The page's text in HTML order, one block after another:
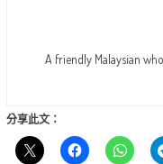
A friendly Malaysian
分享此文：